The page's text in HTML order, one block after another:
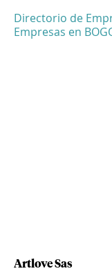
Directorio de
Empresas en
Artlove Sas